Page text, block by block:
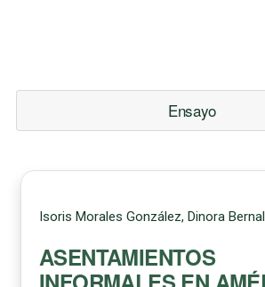
Ensayo
Isoris Morales González, Dinora Bernal
ASENTAMIENTOS